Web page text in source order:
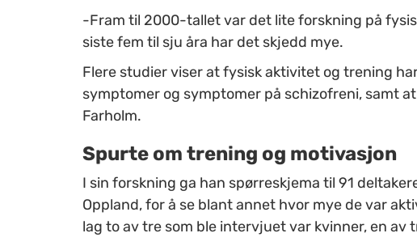
-Fram til 2000-tallet var det lite forskning på
siste fem til sju åra har det skjedd mye.
Flere studier viser at fysisk aktivitet og trening
symptomer og symptomer på schizofreni, samt
Farholm.
Spurte om trening og motivasjon
I sin forskning ga han spørreskjema til 91
Oppland, for å se blant annet hvor mye de var
lag to av tre som ble intervjuet var kvinner, en av